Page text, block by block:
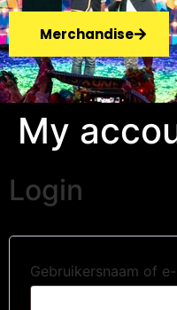
Merchandise
My
Login
Gebruikersnaam of